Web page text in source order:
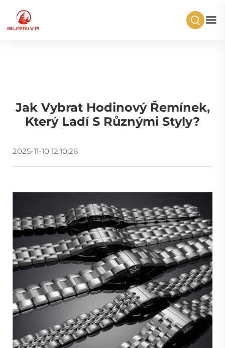
Jak Vybrat Hodinový Řemínek,
Který Ladí S Různými Styly?
2025-11-10 12:10:26